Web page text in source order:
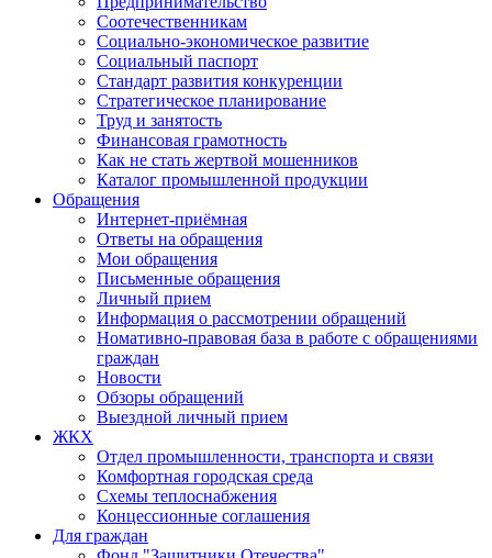
Соотечественникам
Социально-экономическое развитие
Социальный паспорт
Стандарт развития конкуренции
Стратегическое планирование
Труд и занятость
Финансовая грамотность
Как не стать жертвой мошенников
Каталог промышленной продукции
Обращения
Интернет-приёмная
Ответы на обращения
Мои обращения
Письменные обращения
Личный прием
Информация о рассмотрении обращений
Номативно-правовая база в работе с обращениями
граждан
Новости
Обзоры обращений
Выездной личный прием
ЖКХ
Отдел промышленности, транспорта и связи
Комфортная городская среда
Схемы теплоснабжения
Концессионные соглашения
Для граждан